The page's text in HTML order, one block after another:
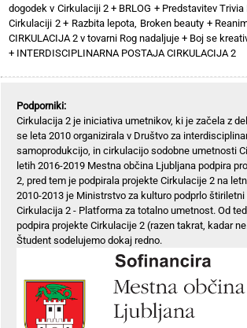
dogodek v Cirkulaciji 2+ BRLOG + Predstavitev
Cirkulaciji 2+ Razbita lepota, Broken beauty +
CIRKULACIJA 2 v tovarni Rog nadaljuje + Boj se
+ INTERDISCIPLINARNA POSTAJA CIRKULACIJA 2
Podporniki:
Cirkulacija 2 je iniciativa umetnikov, ki je začela z
se leta 2010 organizirala v Društvo za
samoprodukcijo, in cirkulacijo sodobne umetnosti
letih 2016-2019 Mestna občina Ljubljana podpira
2, pred tem je podpirala projekte Cirkulacije 2 na
2010-2013 je Ministrstvo za kulturo podprlo
Cirkulacija 2 - Platforma za totalno umetnost. Od
podpira projekte Cirkulacije 2 (razen takrat, kadar
Študent sodelujemo dokaj redno.